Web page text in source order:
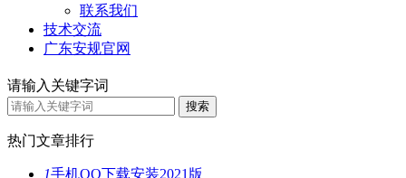
联系我们
技术交流
广东安规官网
请输入关键字词
热门文章排行
1手机QQ下载安装2021版